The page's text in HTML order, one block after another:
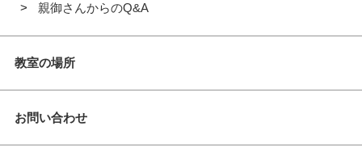
親御さんからのQ&A
教室の場所
お問い合わせ